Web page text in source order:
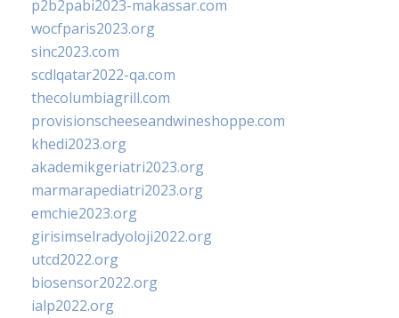
p2b2pabi2023-makassar.com
wocfparis2023.org
sinc2023.com
scdlqatar2022-qa.com
thecolumbiagrill.com
provisionscheeseandwineshoppe.com
khedi2023.org
akademikgeriatri2023.org
marmarapediatri2023.org
emchie2023.org
girisimselradyoloji2022.org
utcd2022.org
biosensor2022.org
ialp2022.org